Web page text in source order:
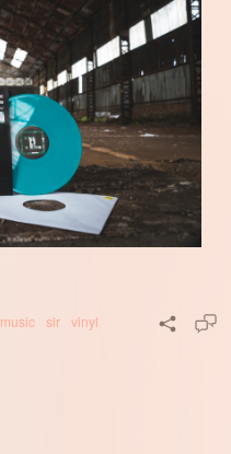
music slr vinyl